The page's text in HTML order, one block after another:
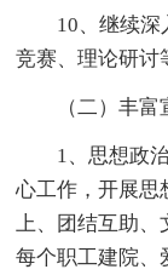
10、继续深入
竞赛、理论研讨
（二）丰富宣
1、思想政治
心工作，开展思
上、团结互助
每个职工建院、